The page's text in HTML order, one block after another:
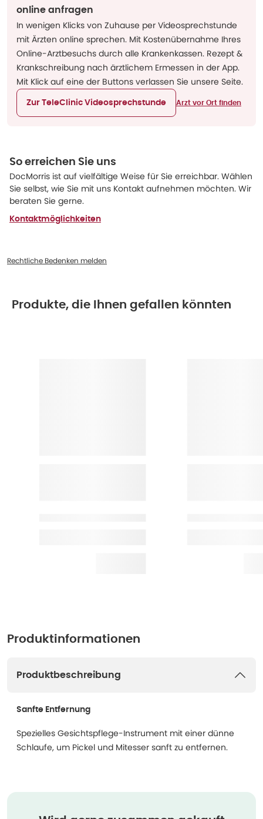
online anfragen
In wenigen Klicks von Zuhause per Videosprechstunde
mit Ärzten online sprechen. Mit Kostenübernahme Ihres
Online-Arztbesuchs durch alle Krankenkassen. Rezept &
Krankschreibung nach ärztlichem Ermessen in der App.
Mit Klick auf eine der Buttons verlassen Sie unsere Seite.
Zur TeleClinic Videosprechstunde Arzt vor Ort finden
So erreichen Sie uns
DocMorris ist auf vielfältige Weise für Sie erreichbar. Wählen
Sie selbst, wie Sie mit uns Kontakt aufnehmen möchten. Wir
beraten Sie gerne.
Kontaktmöglichkeiten
Rechtliche Bedenken melden
Produkte, die Ihnen gefallen könnten
Produktinformationen
Produktbeschreibung
Sanfte Entfernung
Spezielles Gesichtspflege-Instrument mit einer dünne
Schlaufe, um Pickel und Mitesser sanft zu entfernen.